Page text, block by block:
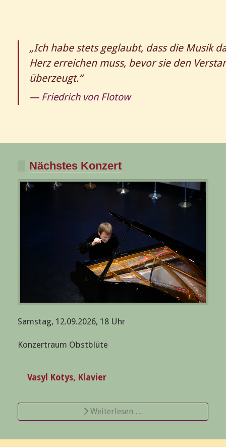
Nächstes Konzert
Samstag, 12.09.2026, 18 Uhr
Konzertraum Obstblüte
Vasyl Kotys, Klavier
Weiterlesen …
„Ich habe stets geglaubt, dass die Musik
Herz erreichen muss, bevor sie den
überzeugt.“
— Friedrich von Flotow